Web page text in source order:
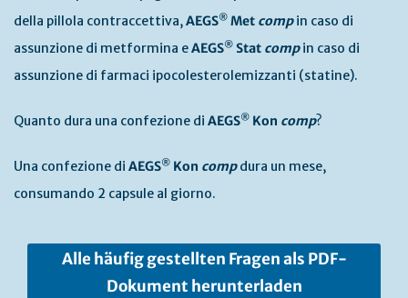
della pillola contraccettiva,AEGS® Met compin caso di
assunzione di metformina eAEGS® Stat compin caso di
assunzione di farmaci ipocolesterolemizzanti (statine).
Quanto dura una confezione di AEGS® Kon comp?
Una confezione di AEGS® Kon compdura un mese,
consumando 2 capsule al giorno.
Alle häufig gestellten Fragen als PDF-
Dokument herunterladen